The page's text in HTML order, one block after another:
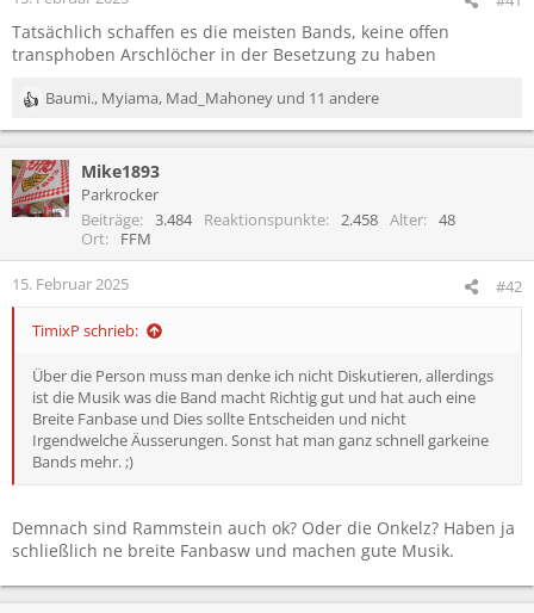
Tatsächlich schaffen es die meisten Bands, keine offen
transphoben Arschlöcher in der Besetzung zu haben
R
e
k
t
i
n
e
Baumi., Myiama, Mad_Mahoney und 11 andere
Mike1893
Parkrocker
Beiträge
3.484 Reaktionspunkte 2.458 Alter
48
Ort
FFM
15. Februar 2025 #42
TimixP schrieb:
Über die Person muss man denke ich nicht Diskutieren, allerdings
ist die Musik was die Band macht Richtig gut und hat auch eine
Breite Fanbase und Dies sollte Entscheiden und nicht
Irgendwelche Äusserungen. Sonst hat man ganz schnell garkeine
Bands mehr. ;)
Demnach sind Rammstein auch ok? Oder die Onkelz? Haben ja
schließlich ne breite Fanbasw und machen gute Musik.